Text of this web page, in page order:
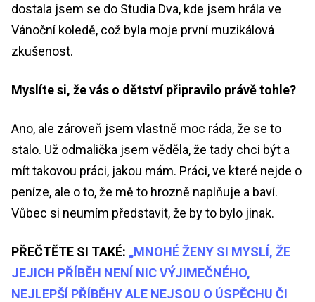
dostala jsem se do Studia Dva, kde jsem hrála ve
Vánoční koledě, což byla moje první muzikálová
zkušenost.
Myslíte si, že vás o dětství připravilo právě tohle?
Ano, ale zároveň jsem vlastně moc ráda, že se to
stalo. Už odmalička jsem věděla, že tady chci být a
mít takovou práci, jakou mám. Práci, ve které nejde o
peníze, ale o to, že mě to hrozně naplňuje a baví.
Vůbec si neumím představit, že by to bylo jinak.
PŘEČTĚTE SI TAKÉ: „MNOHÉ ŽENY SI MYSLÍ, ŽE
JEJICH PŘÍBĚH NENÍ NIC VÝJIMEČNÉHO,
NEJLEPŠÍ PŘÍBĚHY ALE NEJSOU O ÚSPĚCHU ČI